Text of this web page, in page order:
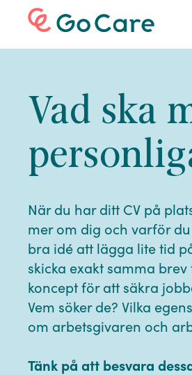
Vad ska
När du har ditt CV på
mer om dig och varför
bra idé att lägga lite tid
skicka exakt samma
koncept för att säkra
Vem söker de? Vilka
om arbetsgivaren och
Tänk på att besvara